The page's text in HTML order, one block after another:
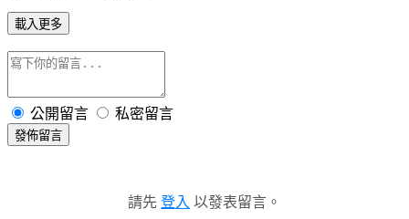
載入更多
公開留言 私密留言
發佈留言
請先 登入 以發表留言。